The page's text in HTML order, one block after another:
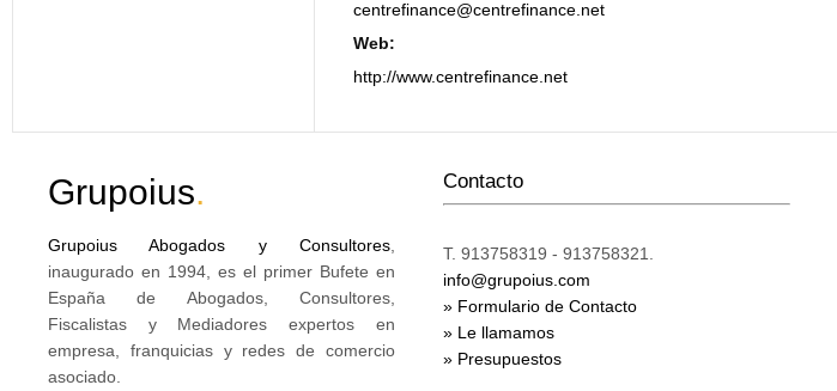
centrefinance@centrefinance.net
Web:
http://www.centrefinance.net
Grupoius.
Grupoius Abogados y Consultores,
inaugurado en 1994, es el primer Bufete en
España de Abogados, Consultores,
Fiscalistas y Mediadores expertos en
empresa, franquicias y redes de comercio
asociado.
Contacto
T. 913758319 - 913758321.
info@grupoius.com
» Formulario de Contacto
» Le llamamos
» Presupuestos